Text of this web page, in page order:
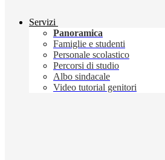
Servizi
Panoramica
Famiglie e studenti
Personale scolastico
Percorsi di studio
Albo sindacale
Video tutorial genitori